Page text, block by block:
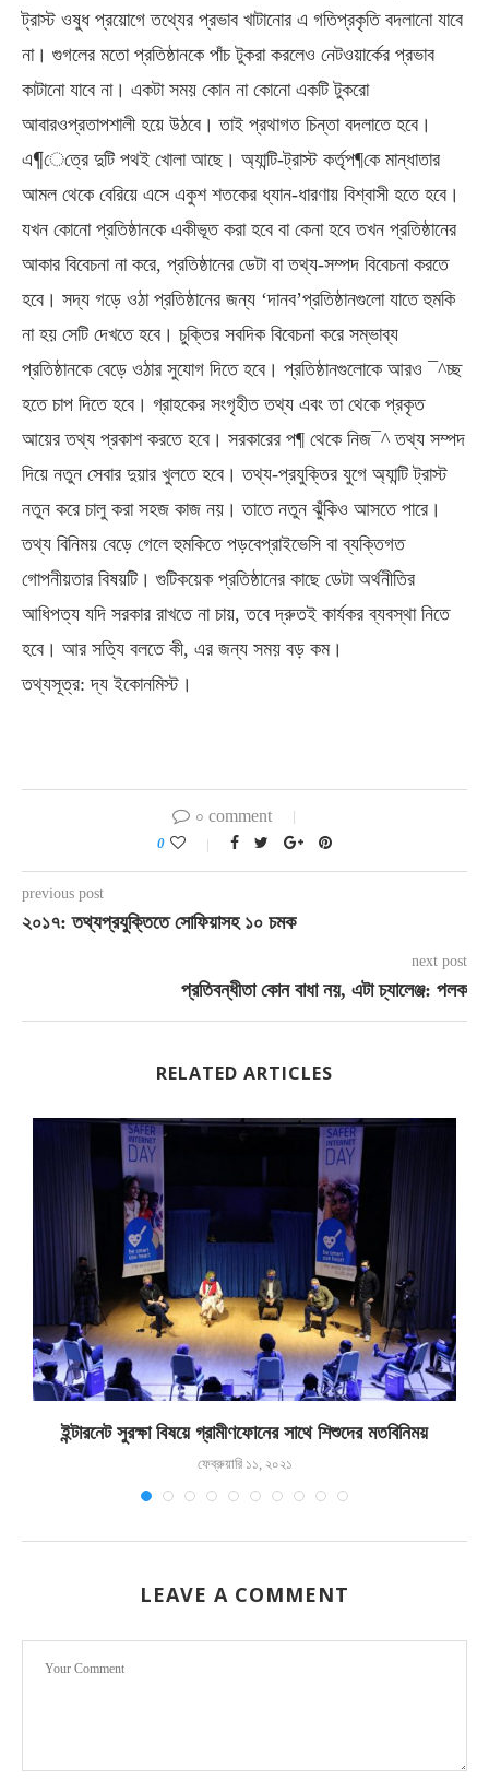
ট্রাস্ট ওষুধ প্রয়োগে তথ্যের প্রভাব খাটানোর এ গতিপ্রকৃতি বদলানো যাবে
না। গুগলের মতো প্রতিষ্ঠানকে পাঁচ টুকরা করলেও নেটওয়ার্কের প্রভাব
কাটানো যাবে না। একটা সময় কোন না কোনো একটি টুকরো
আবারওপ্রতাপশালী হয়ে উঠবে। তাই প্রথাগত চিন্তা বদলাতে হবে।
এ¶েত্রে দুটি পথই খোলা আছে। অ্যান্টি-ট্রাস্ট কর্তৃপ¶কে মান্ধাতার
আমল থেকে বেরিয়ে এসে একুশ শতকের ধ্যান-ধারণায় বিশ্বাসী হতে হবে।
যখন কোনো প্রতিষ্ঠানকে একীভূত করা হবে বা কেনা হবে তখন প্রতিষ্ঠানের
আকার বিবেচনা না করে, প্রতিষ্ঠানের ডেটা বা তথ্য-সম্পদ বিবেচনা করতে
হবে। সদ্য গড়ে ওঠা প্রতিষ্ঠানের জন্য ‘দানব’প্রতিষ্ঠানগুলো যাতে হুমকি
না হয় সেটি দেখতে হবে। চুক্তির সবদিক বিবেচনা করে সম্ভাব্য
প্রতিষ্ঠানকে বেড়ে ওঠার সুযোগ দিতে হবে। প্রতিষ্ঠানগুলোকে আরও ¯^চ্ছ
হতে চাপ দিতে হবে। গ্রাহকের সংগৃহীত তথ্য এবং তা থেকে প্রকৃত
আয়ের তথ্য প্রকাশ করতে হবে। সরকারের প¶ থেকে নিজ¯^ তথ্য সম্পদ
দিয়ে নতুন সেবার দুয়ার খুলতে হবে। তথ্য-প্রযুক্তির যুগে অ্যান্টি ট্রাস্ট
নতুন করে চালু করা সহজ কাজ নয়। তাতে নতুন ঝুঁকিও আসতে পারে।
তথ্য বিনিময় বেড়ে গেলে হুমকিতে পড়বেপ্রাইভেসি বা ব্যক্তিগত
গোপনীয়তার বিষয়টি। গুটিকয়েক প্রতিষ্ঠানের কাছে ডেটা অর্থনীতির
আধিপত্য যদি সরকার রাখতে না চায়, তবে দ্রুতই কার্যকর ব্যবস্থা নিতে
হবে। আর সত্যি বলতে কী, এর জন্য সময় বড় কম।
তথ্যসূত্র: দ্য ইকোনমিস্ট।
০ comment
0
previous post
২০১৭: তথ্যপ্রযুক্তিতে সোফিয়াসহ ১০ চমক
next post
প্রতিবন্ধীতা কোন বাধা নয়, এটা চ্যালেঞ্জ: পলক
RELATED ARTICLES
ইন্টারনেট সুরক্ষা বিষয়ে গ্রামীণফোনের সাথে শিশুদের মতবিনিময়
ফেব্রুয়ারি ১১, ২০২১
LEAVE A COMMENT